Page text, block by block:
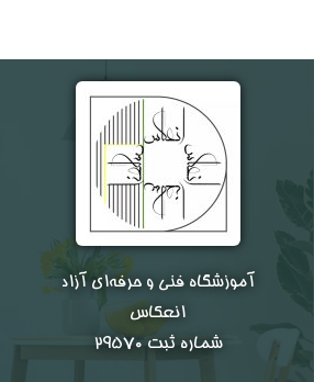
آموزشگاه فنی و حرفه‌ای آزاد
انعکاس
شماره ثبت ۲۹۵۷۰